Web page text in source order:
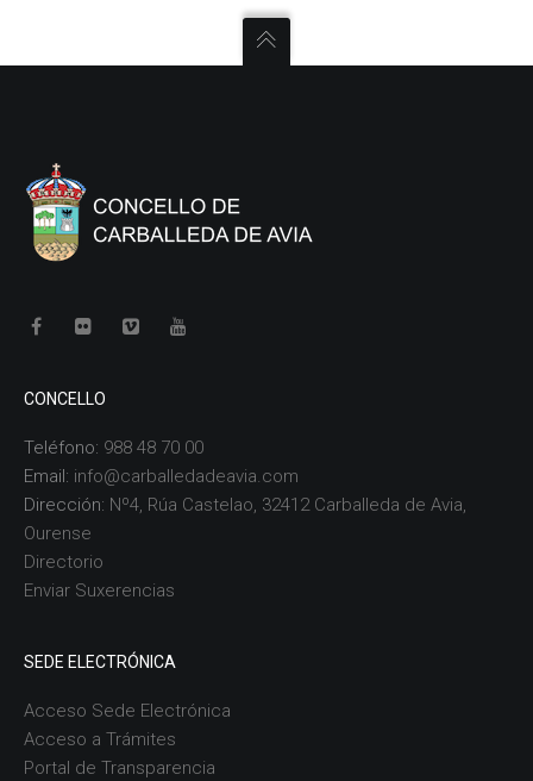
CONCELLO
Teléfono: 988 48 70 00
Email: info@carballedadeavia.com
Dirección: Nº4, Rúa Castelao, 32412 Carballeda de Avia,
Ourense
Directorio
Enviar Suxerencias
SEDE ELECTRÓNICA
Acceso Sede Electrónica
Acceso a Trámites
Portal de Transparencia